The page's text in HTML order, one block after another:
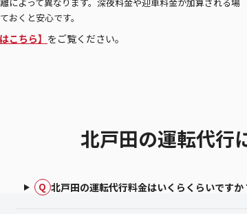
によって異なります。深夜料金や迎車料金が加算される場
おくと安心です。
こちら】 をご覧ください。
北戸田の運転代行
Q 北戸田の運転代行料金はいくらくらいですか